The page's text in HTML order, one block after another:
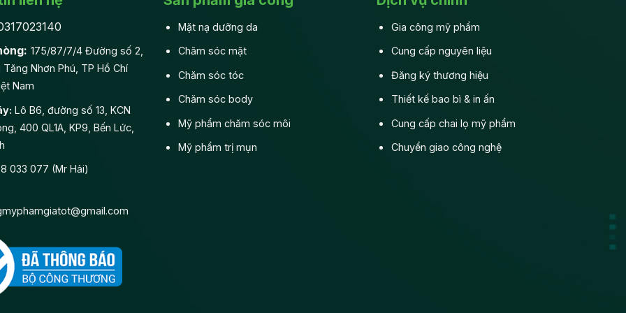
175/87/7/4 Đường số 2,
Tăng Nhơn Phú, TP Hồ Chí
Nam
Lô B6, đường số 13, KCN
400 QL1A, KP9, Bến Lức,
033 077 (Mr Hải)
Mặt nạ dưỡng da
Chăm sóc mặt
Chăm sóc tóc
Chăm sóc body
Mỹ phẩm chăm sóc môi
Mỹ phẩm trị mụn
Gia công mỹ phẩm
Cung cấp nguyên liệu
Đăng ký thương hiệu
Thiết kế bao bì & in ấn
Cung cấp chai lọ mỹ phẩm
Chuyển giao công nghệ